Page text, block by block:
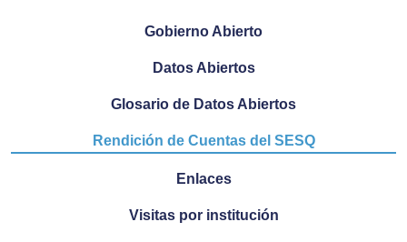
Gobierno Abierto
Datos Abiertos
Glosario de Datos Abiertos
Rendición de Cuentas del SESQ
Enlaces
Visitas por institución